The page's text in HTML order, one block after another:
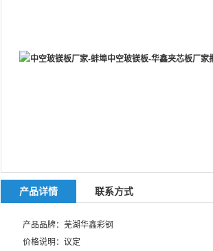
产品详情 联系方式
产品品牌：芜湖华鑫彩钢
价格说明：议定